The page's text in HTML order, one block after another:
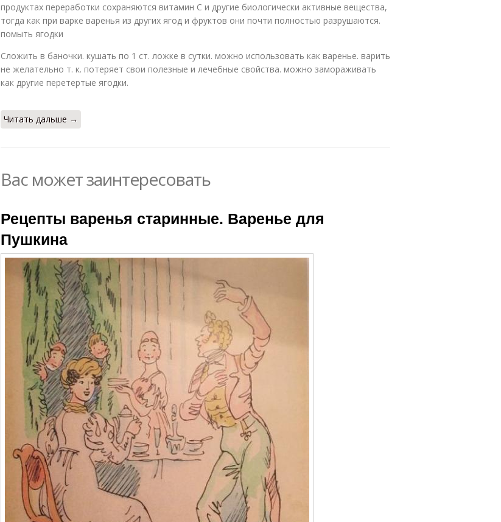
продуктах переработки сохраняются витамин С и другие биологически активные вещества,
тогда как при варке варенья из других ягод и фруктов они почти полностью разрушаются.
помыть ягодки
Сложить в баночки. кушать по 1 ст. ложке в сутки. можно использовать как варенье. варить
не желательно т. к. потеряет свои полезные и лечебные свойства. можно замораживать
как другие перетертые ягодки.
Читать дальше →
Вас может заинтересовать
Рецепты варенья старинные. Варенье для
Пушкина